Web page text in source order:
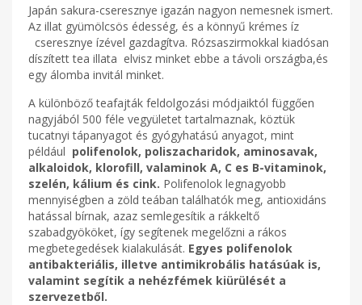
Japán sakura-cseresznye igazán nagyon nemesnek ismert.
Az illat gyümölcsös édesség, és a könnyű krémes íz
cseresznye ízével gazdagítva. Rózsaszirmokkal kiadósan
díszített tea illata elvisz minket ebbe a távoli országba,és
egy álomba invitál minket.
A különböző teafajták feldolgozási módjaiktól függően
nagyjából 500 féle vegyületet tartalmaznak, köztük
tucatnyi tápanyagot és gyógyhatású anyagot, mint
például polifenolok, poliszacharidok, aminosavak,
alkaloidok, klorofill, valaminok A, C es B-vitaminok,
szelén, kálium és cink. Polifenolok legnagyobb
mennyiségben a zöld teában találhatók meg, antioxidáns
hatással bírnak, azaz semlegesítik a rákkeltő
szabadgyököket, így segítenek megelőzni a rákos
megbetegedések kialakulását. Egyes polifenolok
antibakteriális, illetve antimikrobális hatásúak is,
valamint segítik a nehézfémek kiürülését a
szervezetből.